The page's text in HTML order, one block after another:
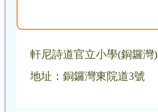
軒尼詩道官立小學(銅鑼灣)
地址：銅鑼灣東院道3號